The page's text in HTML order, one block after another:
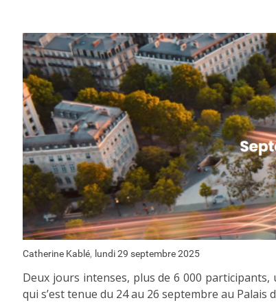
Catherine Kablé, lundi 29 septembre 2025
Deux jours intenses, plus de 6 000 participants,
qui s’est tenue du 24 au 26 septembre au